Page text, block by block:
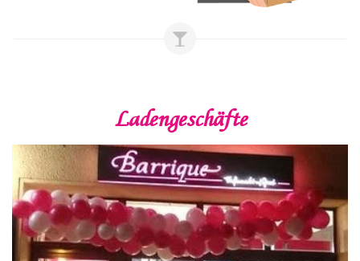
Ladengeschäfte